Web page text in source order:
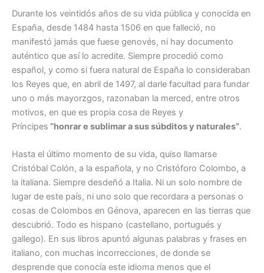
Durante los veintidós años de su vida pública y conocida en
España, desde 1484 hasta 1506 en que falleció, no
manifestó jamás que fuese genovés, ni hay documento
auténtico que así lo acredite. Siempre procedió como
español, y como si fuera natural de España lo consideraban
los Reyes que, en abril de 1497, al darle facultad para fundar
uno o más mayorzgos, razonaban la merced, entre otros
motivos, en que es propia cosa de Reyes y
Príncipes “honrar e sublimar a sus súbditos y naturales”.
Hasta el último momento de su vida, quiso llamarse
Cristóbal Colón, a la española, y no Cristóforo Colombo, a
la italiana. Siempre desdeñó a Italia. Ni un solo nombre de
lugar de este país, ni uno solo que recordara a personas o
cosas de Colombos en Génova, aparecen en las tierras que
descubrió. Todo es hispano (castellano, portugués y
gallego). En sus libros apuntó algunas palabras y frases en
italiano, con muchas incorrecciones, de donde se
desprende que conocía este idioma menos que el